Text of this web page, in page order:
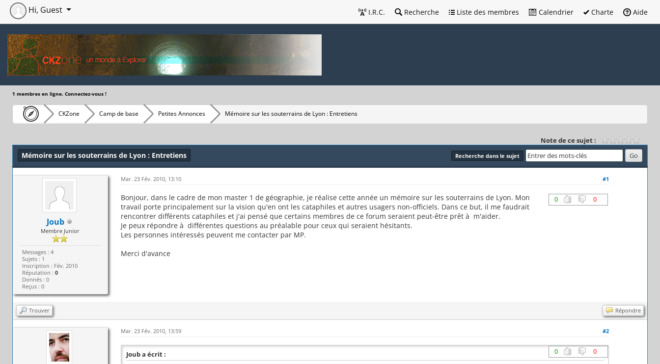
I.R.C. Recherche Liste des membres Calendrier Charte Aide
Hi, Guest
1 membres en ligne. Connectez-vous !
CKZone Camp de base Petites Annonces Mémoire sur les souterrains de Lyon : Entretiens
Note de ce sujet :
Recherche dans le sujet
Mémoire sur les souterrains de Lyon : Entretiens
Joub
Membre Junior
Messages : 4
Sujets : 1
Inscription : Fév. 2010
Réputation : 0
Donnés : 0
Reçus : 0
#1
Mar. 23 Fév. 2010, 13:10
0 0
Bonjour, dans le cadre de mon master 1 de géographie, je réalise cette année un mémoire sur les souterrains de Lyon. Mon
travail porte principalement sur la vision qu'en ont les cataphiles et autres usagers non-officiels. Dans ce but, il me faudrait
rencontrer différents cataphiles et j'ai pensé que certains membres de ce forum seraient peut-être prêt à m'aider.
Je peux répondre à différentes questions au préalable pour ceux qui seraient hésitants.
Les personnes intéressés peuvent me contacter par MP.
Merci d'avance
Trouver Répondre
#2
Mar. 23 Fév. 2010, 13:59
0 0
Joub a écrit :